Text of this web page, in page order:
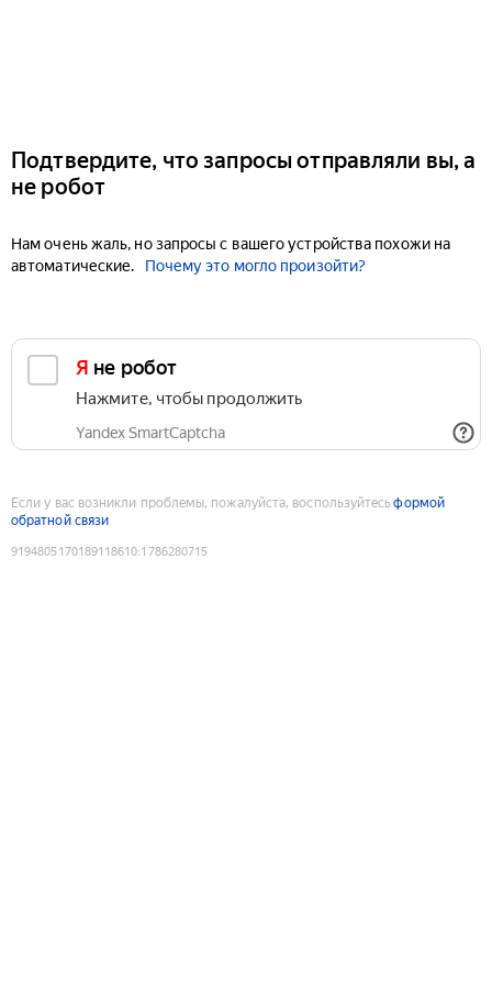
Подтвердите, что запросы отправляли вы, а
не робот
Нам очень жаль, но запросы с вашего устройства похожи на
автоматические.
Почему это могло произойти?
Я не робот
Нажмите, чтобы продолжить
Yandex SmartCaptcha
Если у вас возникли проблемы, пожалуйста, воспользуйтесьформой
обратной связи
9194805170189118610:1786280715